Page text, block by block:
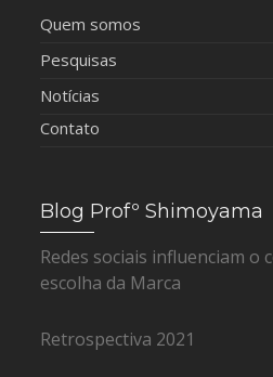
Quem somos
Pesquisas
Notícias
Contato
Blog Profº Shimoyama
Redes sociais influenciam o
escolha da Marca
Retrospectiva 2021